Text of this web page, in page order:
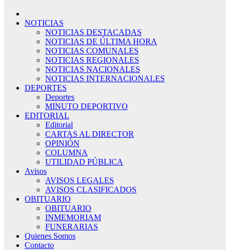
NOTICIAS
NOTICIAS DESTACADAS
NOTICIAS DE ÚLTIMA HORA
NOTICIAS COMUNALES
NOTICIAS REGIONALES
NOTICIAS NACIONALES
NOTICIAS INTERNACIONALES
DEPORTES
Deportes
MINUTO DEPORTIVO
EDITORIAL
Editorial
CARTAS AL DIRECTOR
OPINIÓN
COLUMNA
UTILIDAD PÚBLICA
Avisos
AVISOS LEGALES
AVISOS CLASIFICADOS
OBITUARIO
OBITUARIO
INMEMORIAM
FUNERARIAS
Quienes Somos
Contacto